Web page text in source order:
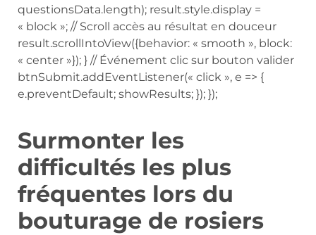
questionsData.length); result.style.display =
« block »; // Scroll accès au résultat en douceur
result.scrollIntoView({behavior: « smooth », block:
« center »}); } // Événement clic sur bouton valider
btnSubmit.addEventListener(« click », e => {
e.preventDefault; showResults; }); });
Surmonter les
difficultés les plus
fréquentes lors du
bouturage de rosiers